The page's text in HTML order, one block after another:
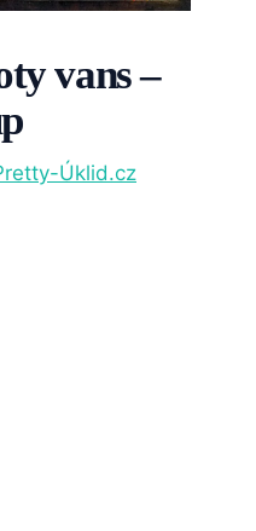
vans –
Úklid.cz